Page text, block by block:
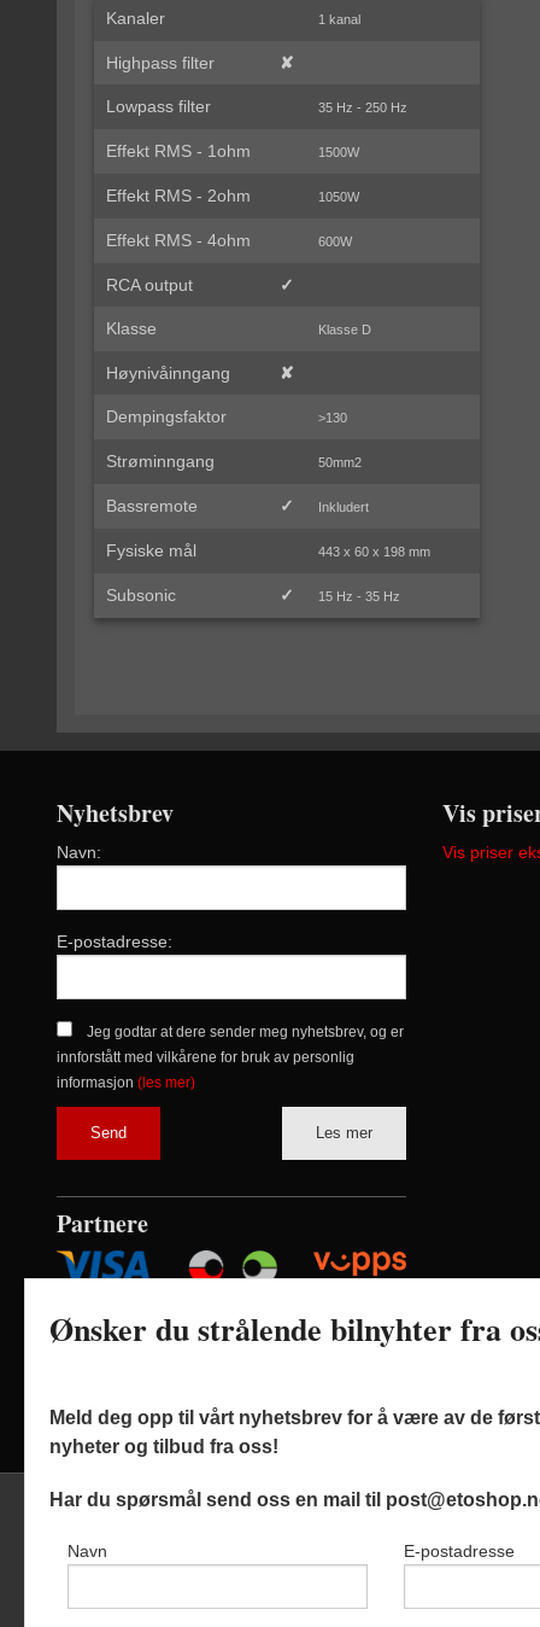
Kanaler 1 kanal
Highpass filter ✘
Lowpass filter 35 Hz - 250 Hz
Effekt RMS - 1ohm 1500W
Effekt RMS - 2ohm 1050W
Effekt RMS - 4ohm 600W
RCA output ✓
Klasse Klasse D
Høynivåinngang ✘
Dempingsfaktor >130
Strøminngang 50mm2
Bassremote ✓ Inkludert
Fysiske mål 443 x 60 x 198 mm
Subsonic ✓ 15 Hz - 35 Hz
Nyhetsbrev
Navn:
E-postadresse:
Jeg godtar at dere sender meg nyhetsbrev, og er
innforstått med vilkårene for bruk av personlig
informasjon (les mer)
Les mer
Partnere
Vis
Vis priser
Ønsker du strålende bilnyhter fra
Meld deg opp til vårt nyhetsbrev for å være av de
nyheter og tilbud fra oss!
Har du spørsmål send oss en mail til
Navn E-postadresse